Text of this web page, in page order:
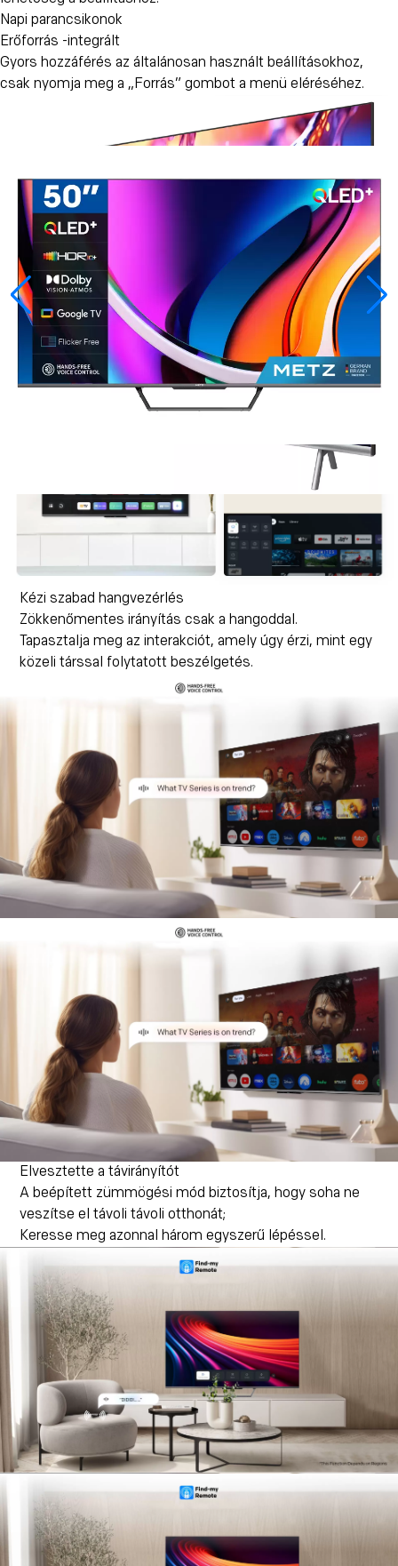
Napi parancsikonok
Erőforrás -integrált
Gyors hozzáférés az általánosan használt beállításokhoz,
csak nyomja meg a „Forrás” gombot a menü eléréséhez.
Kézi szabad hangvezérlés
Zökkenőmentes irányítás csak a hangoddal.
Tapasztalja meg az interakciót, amely úgy érzi, mint egy
közeli társsal folytatott beszélgetés.
Elvesztette a távirányítót
A beépített zümmögési mód biztosítja, hogy soha ne
veszítse el távoli távoli otthonát;
Keresse meg azonnal három egyszerű lépéssel.